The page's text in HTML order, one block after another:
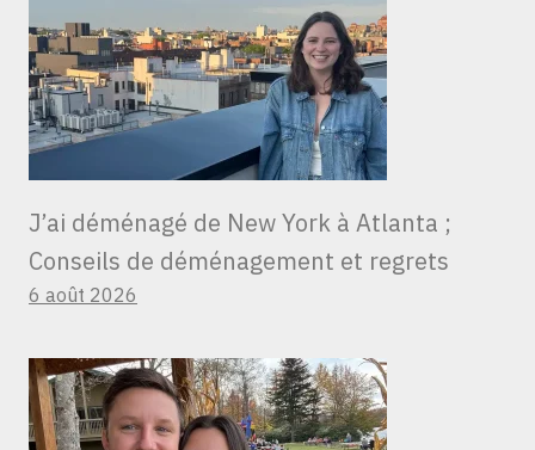
J’ai déménagé de New York à Atlanta ;
Conseils de déménagement et regrets
6 août 2026